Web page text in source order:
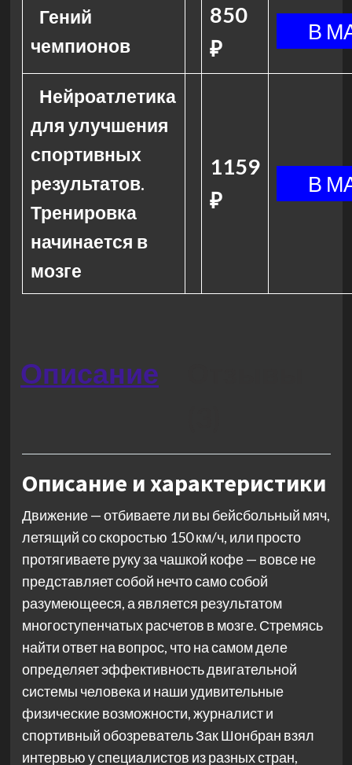
Гений
чемпионов
850
₽
Нейроатлетика
для улучшения
спортивных
результатов.
Тренировка
начинается в
мозге
1159
₽
Описание
Описание и характеристики
Движение — отбиваете ли вы бейсбольный мяч,
летящий со скоростью 150 км/ч, или просто
протягиваете руку за чашкой кофе — вовсе не
представляет собой нечто само собой
разумеющееся, а является результатом
многоступенчатых расчетов в мозге. Стремясь
найти ответ на вопрос, что на самом деле
определяет эффективность двигательной
системы человека и наши удивительные
физические возможности, журналист и
спортивный обозреватель Зак Шонбран взял
интервью у специалистов из разных стран,